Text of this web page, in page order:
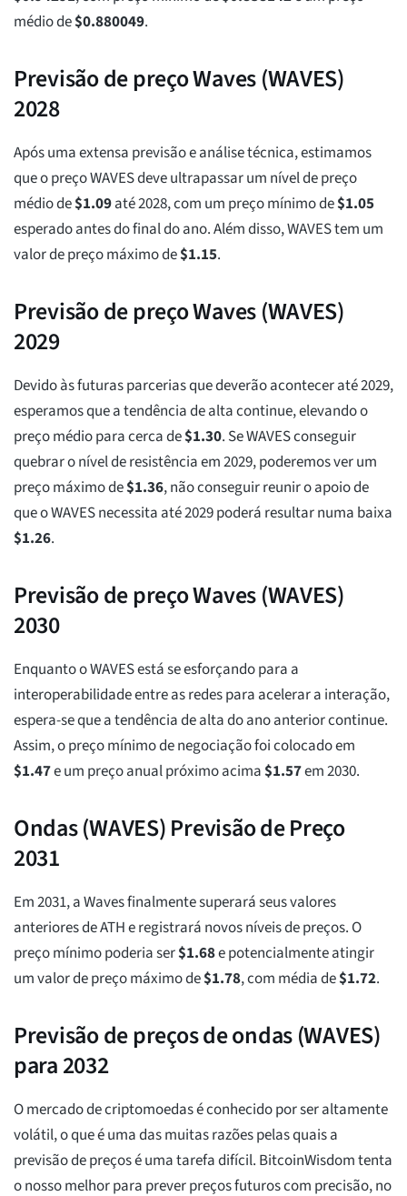
médio de$0.880049.
Previsão de preço Waves (WAVES)
2028
Após uma extensa previsão e análise técnica, estimamos
que o preço WAVES deve ultrapassar um nível de preço
médio de$1.09até 2028, com um preço mínimo de$1.05
esperado antes do final do ano. Além disso, WAVES tem um
valor de preço máximo de$1.15.
Previsão de preço Waves (WAVES)
2029
Devido às futuras parcerias que deverão acontecer até 2029,
esperamos que a tendência de alta continue, elevando o
preço médio para cerca de$1.30. Se WAVES conseguir
quebrar o nível de resistência em 2029, poderemos ver um
preço máximo de$1.36, não conseguir reunir o apoio de
que o WAVES necessita até 2029 poderá resultar numa baixa
$1.26.
Previsão de preço Waves (WAVES)
2030
Enquanto o WAVES está se esforçando para a
interoperabilidade entre as redes para acelerar a interação,
espera-se que a tendência de alta do ano anterior continue.
Assim, o preço mínimo de negociação foi colocado em
$1.47e um preço anual próximo acima$1.57em 2030.
Ondas (WAVES) Previsão de Preço
2031
Em 2031, a Waves finalmente superará seus valores
anteriores de ATH e registrará novos níveis de preços. O
preço mínimo poderia ser$1.68e potencialmente atingir
um valor de preço máximo de$1.78, com média de$1.72.
Previsão de preços de ondas (WAVES)
para 2032
O mercado de criptomoedas é conhecido por ser altamente
volátil, o que é uma das muitas razões pelas quais a
previsão de preços é uma tarefa difícil. BitcoinWisdom tenta
o nosso melhor para prever preços futuros com precisão, no